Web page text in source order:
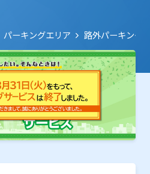
パーキングエリア 路外パーキング